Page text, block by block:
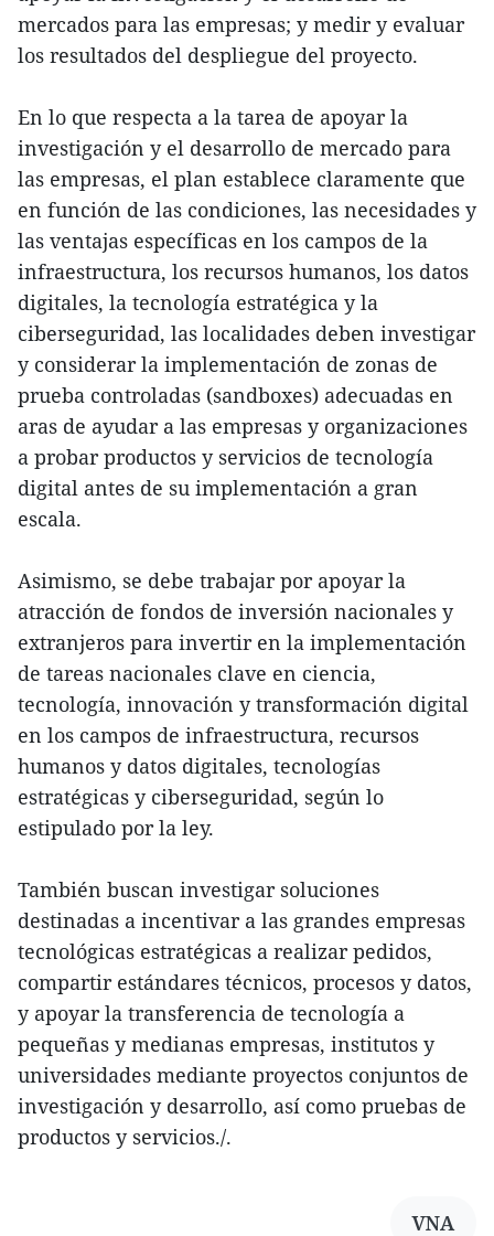
mercados para las empresas; y medir y evaluar
los resultados del despliegue del proyecto.
En lo que respecta a la tarea de apoyar la
investigación y el desarrollo de mercado para
las empresas, el plan establece claramente que
en función de las condiciones, las necesidades y
las ventajas específicas en los campos de la
infraestructura, los recursos humanos, los datos
digitales, la tecnología estratégica y la
ciberseguridad, las localidades deben investigar
y considerar la implementación de zonas de
prueba controladas (sandboxes) adecuadas en
aras de ayudar a las empresas y organizaciones
a probar productos y servicios de tecnología
digital antes de su implementación a gran
escala.
Asimismo, se debe trabajar por apoyar la
atracción de fondos de inversión nacionales y
extranjeros para invertir en la implementación
de tareas nacionales clave en ciencia,
tecnología, innovación y transformación digital
en los campos de infraestructura, recursos
humanos y datos digitales, tecnologías
estratégicas y ciberseguridad, según lo
estipulado por la ley.
También buscan investigar soluciones
destinadas a incentivar a las grandes empresas
tecnológicas estratégicas a realizar pedidos,
compartir estándares técnicos, procesos y datos,
y apoyar la transferencia de tecnología a
pequeñas y medianas empresas, institutos y
universidades mediante proyectos conjuntos de
investigación y desarrollo, así como pruebas de
productos y servicios./.
VNA